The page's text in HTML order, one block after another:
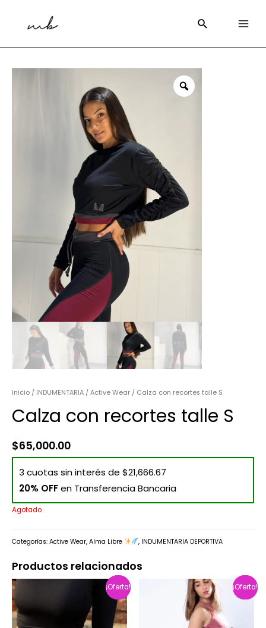
Inicio / INDUMENTARIA / Active Wear / Calza con recortes talle S
Calza con recortes talle S
$65,000.00
3 cuotas sin interés de $21,666.67
20% OFFen Transferencia Bancaria
Agotado
Categorías: Active Wear, Alma Libre , INDUMENTARIA DEPORTIVA
Productos relacionados
¡Oferta!
¡Oferta! ¡Oferta!
¡Oferta!